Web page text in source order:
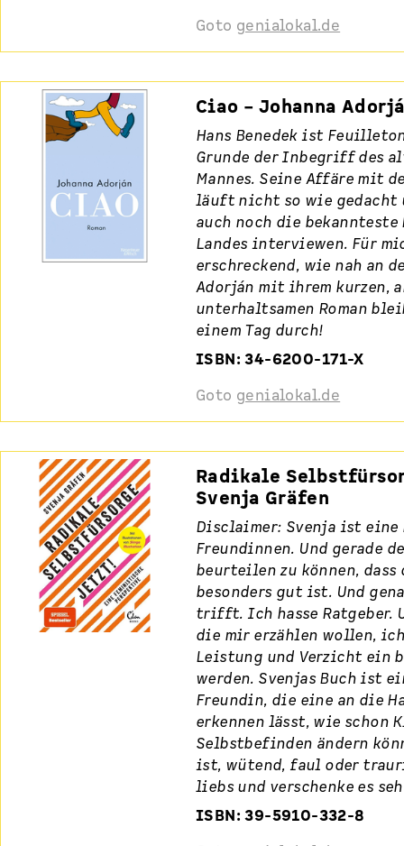
Goto genialokal.de
Ciao – Johanna
Hans Benedek ist
Grunde der Inbegriff des
Mannes. Seine Affäre mit
läuft nicht so wie gedacht
auch noch die
Landes interviewen. Für
erschreckend, wie nah an
Adorján mit ihrem kurzen,
unterhaltsamen Roman
einem Tag durch!
ISBN: 34-6200-171-X
Goto genialokal.de
Radikale
Svenja Gräfen
Disclaimer: Svenja ist eine
Freundinnen. Und gerade
beurteilen zu können, dass
besonders gut ist. Und
trifft. Ich hasse Ratgeber.
die mir erzählen wollen,
Leistung und Verzicht ein
werden. Svenjas Buch ist
Freundin, die eine an die
erkennen lässt, wie schon
Selbstbefinden ändern
ist, wütend, faul oder
liebs und verschenke es
ISBN: 39-5910-332-8